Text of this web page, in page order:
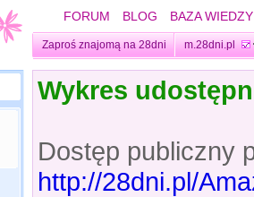
FORUM BLOG BAZA WIEDZY
Zaproś znajomą na 28dni m.28dni.pl
Wykres
Dostęp publiczny
http://28dni.pl/